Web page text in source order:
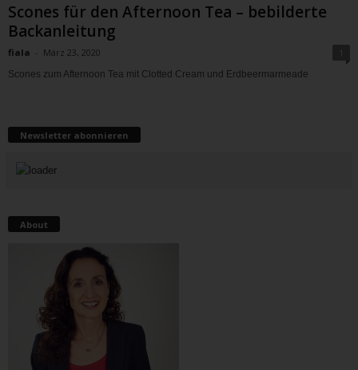
Scones für den Afternoon Tea – bebilderte
Backanleitung
fiala - März 23, 2020 1
Scones zum Afternoon Tea mit Clotted Cream und Erdbeermarmeade
Newsletter abonnieren
About